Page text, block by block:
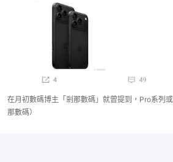
在月初數碼博主「剎那數碼」就曾提到，Pro系列
那數碼）